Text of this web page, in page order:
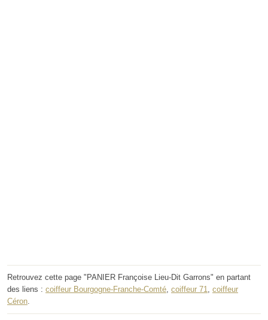
Retrouvez cette page "PANIER Françoise Lieu-Dit Garrons" en partant
des liens : coiffeur Bourgogne-Franche-Comté coiffeur 71
coiffeur
Céron